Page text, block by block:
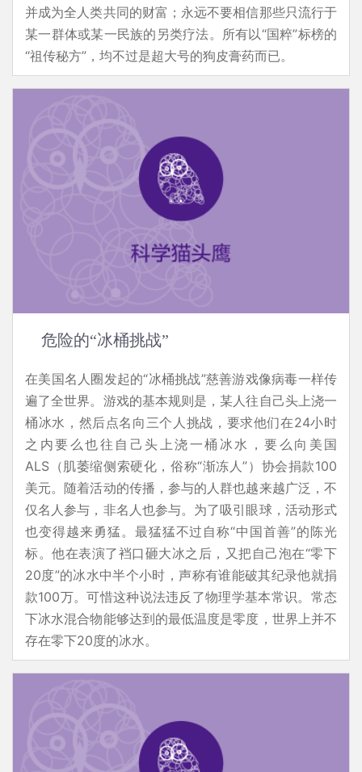
并成为全人类共同的财富；永远不要相信那些只流行于
某一群体或某一民族的另类疗法。所有以“国粹”标榜的
“祖传秘方”，均不过是超大号的狗皮膏药而已。
危险的“冰桶挑战”
在美国名人圈发起的“冰桶挑战”慈善游戏像病毒一样传
遍了全世界。游戏的基本规则是，某人往自己头上浇一
桶冰水，然后点名向三个人挑战，要求他们在24小时
之内要么也往自己头上浇一桶冰水，要么向美国
ALS（肌萎缩侧索硬化，俗称“渐冻人”）协会捐款100
美元。随着活动的传播，参与的人群也越来越广泛，不
仅名人参与，非名人也参与。为了吸引眼球，活动形式
也变得越来勇猛。最猛猛不过自称“中国首善”的陈光
标。他在表演了裆口砸大冰之后，又把自己泡在“零下
20度”的冰水中半个小时，声称有谁能破其纪录他就捐
款100万。可惜这种说法违反了物理学基本常识。常态
下冰水混合物能够达到的最低温度是零度，世界上并不
存在零下20度的冰水。